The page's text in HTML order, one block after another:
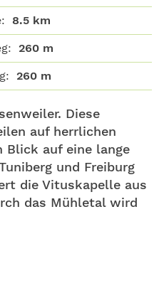
8.5 km
260 m
260 m
Diese
auf herrlichen
Blick auf eine lange
und Freiburg
die Vituskapelle aus
das Mühletal wird